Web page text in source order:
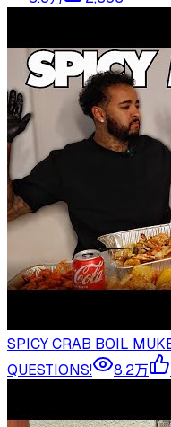
SPICY CRAB BOIL
QUESTIONS!
8.2万